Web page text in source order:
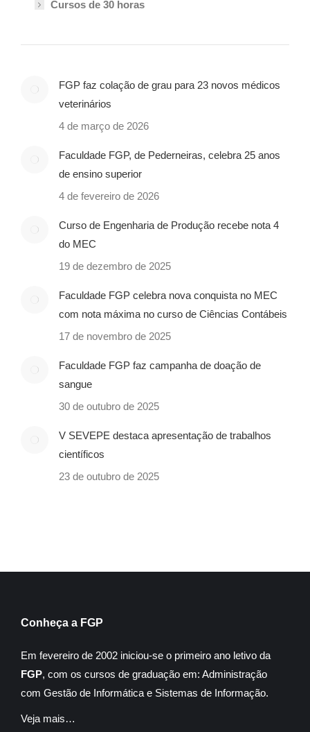
Cursos de 30 horas
FGP faz colação de grau para 23 novos médicos
veterinários
4 de março de 2026
Faculdade FGP, de Pederneiras, celebra 25 anos
de ensino superior
4 de fevereiro de 2026
Curso de Engenharia de Produção recebe nota 4
do MEC
19 de dezembro de 2025
Faculdade FGP celebra nova conquista no MEC
com nota máxima no curso de Ciências Contábeis
17 de novembro de 2025
Faculdade FGP faz campanha de doação de
sangue
30 de outubro de 2025
V SEVEPE destaca apresentação de trabalhos
científicos
23 de outubro de 2025
Conheça a FGP
Em fevereiro de 2002 iniciou-se o primeiro ano letivo da
FGP, com os cursos de graduação em: Administração
com Gestão de Informática e Sistemas de Informação.
Veja mais…